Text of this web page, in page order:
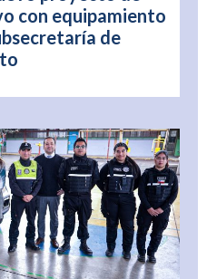
con equipamiento
de